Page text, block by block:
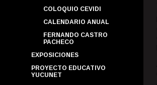
COLOQUIO CEVIDI
CALENDARIO ANUAL
FERNANDO CASTRO
PACHECO
EXPOSICIONES
PROYECTO EDUCATIVO
YUCUNET